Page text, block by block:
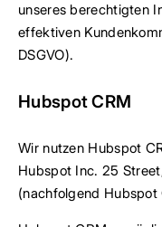
unseres berechtigten
effektiven
DSGVO).
Hubspot CRM
Wir nutzen Hubspot
Hubspot Inc. 25
(nachfolgend Hubspot